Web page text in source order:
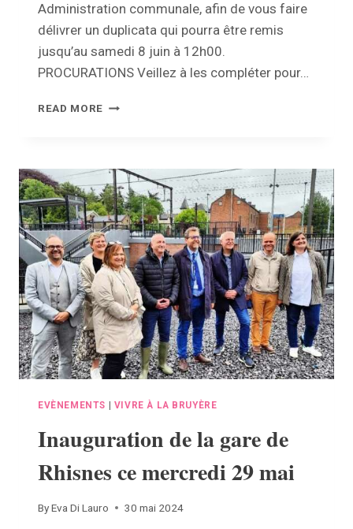
Administration communale, afin de vous faire
délivrer un duplicata qui pourra être remis
jusqu’au samedi 8 juin à 12h00.
PROCURATIONS Veillez à les compléter pour…
READ MORE CONVOCATIONS
–
SCRUTINS
DU
9
JUIN
2024
:
PRÉCISIONS
IMPORTANTES
EVÈNEMENTS VIVRE À LA BRUYÈRE
Inauguration de la gare de
Rhisnes ce mercredi 29 mai
ByEva Di Lauro 30 mai 2024